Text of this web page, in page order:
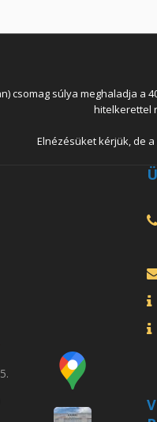
csomag súlya meghaladja
hitelkerettel
Elnézésüket kérjük, de